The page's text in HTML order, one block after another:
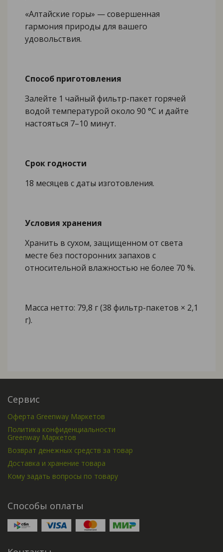
«Алтайские горы» — совершенная
гармония природы для вашего
удовольствия.
Способ приготовления
Залейте 1 чайный фильтр-пакет горячей
водой температурой около 90 °C и дайте
настояться 7–10 минут.
Срок годности
18 месяцев с даты изготовления.
Условия хранения
Хранить в сухом, защищенном от света
месте без посторонних запахов с
относительной влажностью не более 70 %.
Масса нетто: 79,8 г (38 фильтр-пакетов × 2,1
г).
Сервис
Оферта Greenway Маркетов
Политика конфиденциальности
Greenway Маркетов
Возврат денежных средств за товар
Доставка и хранение товара
Кому задать вопросы по товару
Способы оплаты